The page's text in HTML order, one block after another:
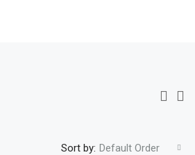
Sort by: Default Order